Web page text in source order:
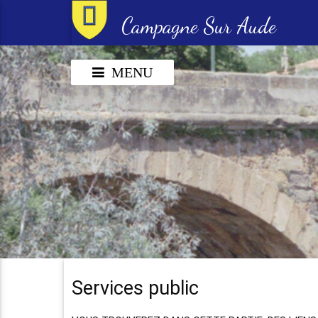
Campagne Sur Aude
MENU
Services public